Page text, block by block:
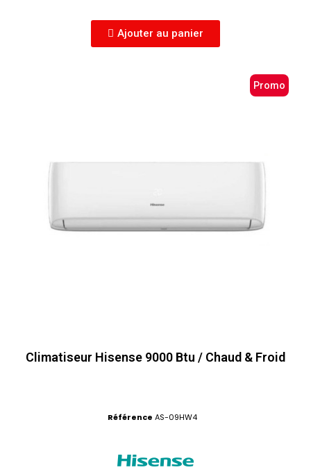
Ajouter au panier
Promo
Climatiseur Hisense 9000 Btu / Chaud & Froid
Référence AS-09HW4